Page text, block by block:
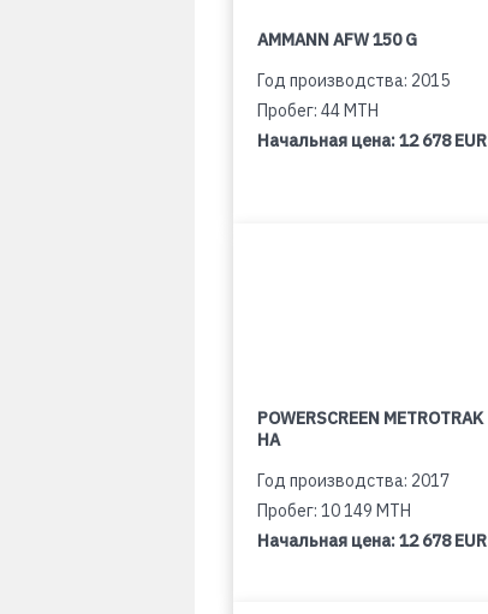
AMMANN AFW 150 G
Год производства: 2015
Пробег: 44 MTH
Начальная цена:12 678 EUR
POWERSCREEN METROTRAK
HA
Год производства: 2017
Пробег: 10 149 MTH
Начальная цена:12 678 EUR